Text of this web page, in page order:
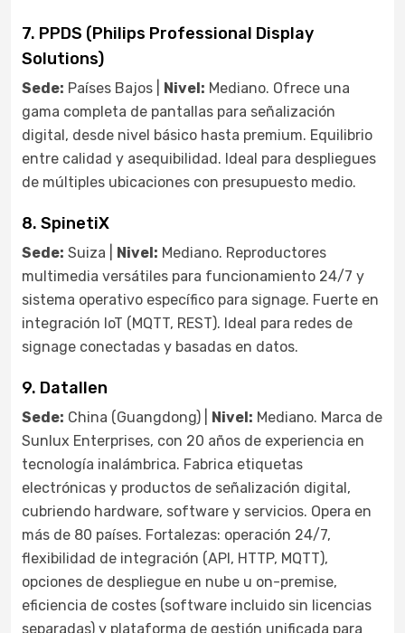
7. PPDS (Philips Professional Display
Solutions)
Sede: Países Bajos | Nivel: Mediano. Ofrece una
gama completa de pantallas para señalización
digital, desde nivel básico hasta premium. Equilibrio
entre calidad y asequibilidad. Ideal para despliegues
de múltiples ubicaciones con presupuesto medio.
8. SpinetiX
Sede: Suiza | Nivel: Mediano. Reproductores
multimedia versátiles para funcionamiento 24/7 y
sistema operativo específico para signage. Fuerte en
integración IoT (MQTT, REST). Ideal para redes de
signage conectadas y basadas en datos.
9. Datallen
Sede: China (Guangdong) | Nivel: Mediano. Marca de
Sunlux Enterprises, con 20 años de experiencia en
tecnología inalámbrica. Fabrica etiquetas
electrónicas y productos de señalización digital,
cubriendo hardware, software y servicios. Opera en
más de 80 países. Fortalezas: operación 24/7,
flexibilidad de integración (API, HTTP, MQTT),
opciones de despliegue en nube u on-premise,
eficiencia de costes (software incluido sin licencias
separadas) y plataforma de gestión unificada para